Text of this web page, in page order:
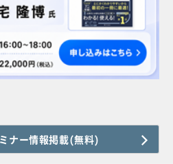
ナー情報掲載(無料)